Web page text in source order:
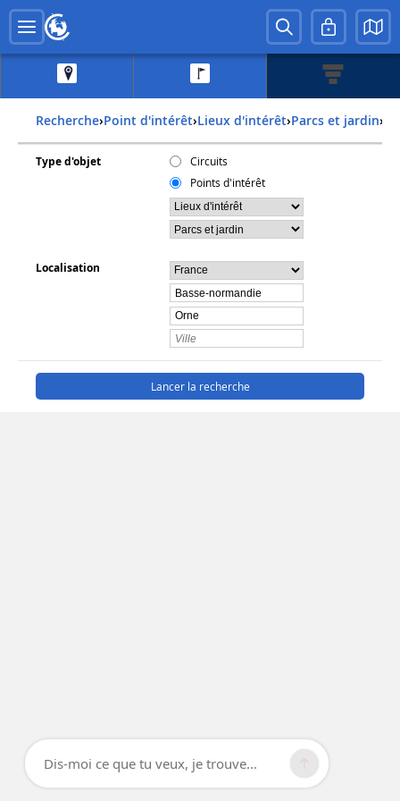
Recherche› Point d'intérêt› Lieux d'intérêt› Parcs et jardin›
Type d'objet
Circuits
Points d'intérêt
Localisation
Dis-moi ce que tu veux, je trouve...